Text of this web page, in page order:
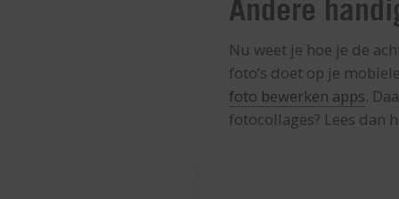
Andere
Nu weet je hoe je de
foto’s doet op je
foto bewerken apps.
fotocollages? Lees dan